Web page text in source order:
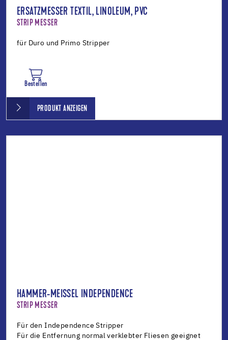
ERSATZMESSER TEXTIL, LINOLEUM, PVC
STRIP MESSER
für Duro und Primo Stripper
Bestellen
PRODUKT ANZEIGEN
HAMMER-MEISSEL INDEPENDENCE
STRIP MESSER
Für den Independence Stripper
Für die Entfernung normal verklebter Fliesen geeignet